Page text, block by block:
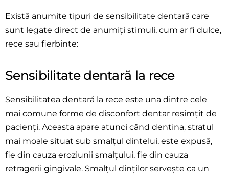
Există anumite tipuri de sensibilitate dentară care
sunt legate direct de anumiți stimuli, cum ar fi dulce,
rece sau fierbinte:
Sensibilitate dentară la rece
Sensibilitatea dentară la rece este una dintre cele
mai comune forme de disconfort dentar resimțit de
pacienți. Aceasta apare atunci când dentina, stratul
mai moale situat sub smalțul dintelui, este expusă,
fie din cauza eroziunii smalțului, fie din cauza
retragerii gingivale. Smalțul dinților servește ca un